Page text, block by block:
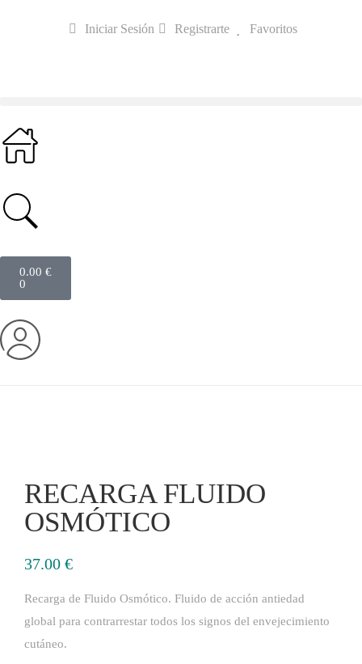
Iniciar Sesión Registrarte Favoritos
0.00 €
0
RECARGA FLUIDO
OSMÓTICO
37.00 €
Recarga de Fluido Osmótico. Fluido de acción antiedad
global para contrarrestar todos los signos del envejecimiento
cutáneo.